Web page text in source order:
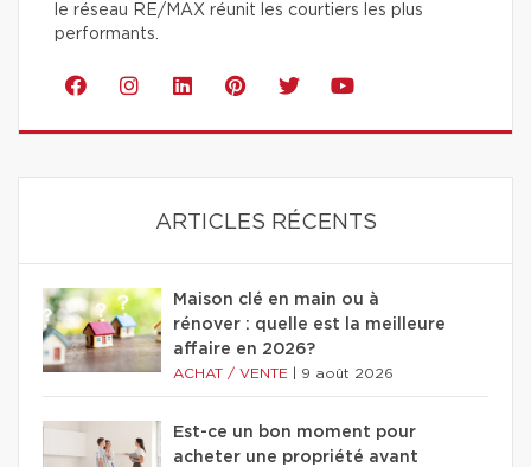
le réseau RE/MAX réunit les courtiers les plus
performants.
ARTICLES RÉCENTS
Maison clé en main ou à
rénover : quelle est la meilleure
affaire en 2026?
ACHAT / VENTE 9 août 2026
Est-ce un bon moment pour
acheter une propriété avant